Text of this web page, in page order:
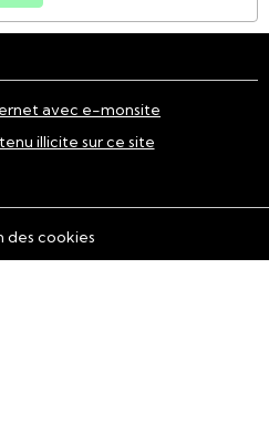
avec e-monsite
illicite sur ce site
des cookies